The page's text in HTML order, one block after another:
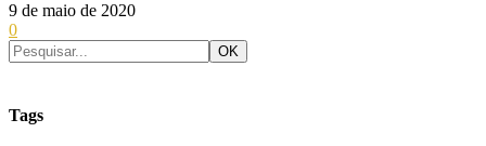
9 de maio de 2020
0
Tags